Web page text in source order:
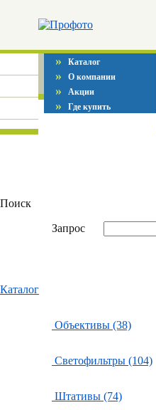
» Каталог
» О компании
» Акции
» Где купить
Поиск
Запрос
Каталог
Объективы (38)
Светофильтры (104)
Штативы (74)